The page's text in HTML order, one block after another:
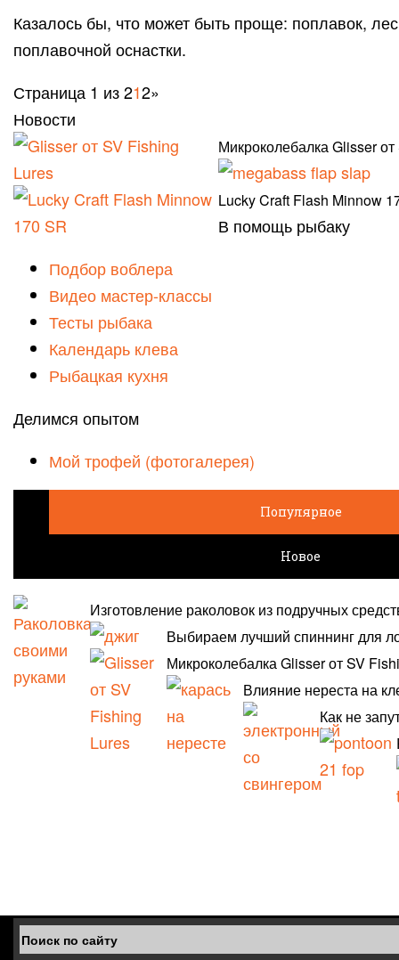
Казалось бы, что может быть проще: поплавок,
поплавочной оснастки.
Страница 1 из 212»
Новости
Микроколебалка Glisser
Lucky Craft Flash Minnow
В помощь рыбаку
Подбор воблера
Видео мастер-классы
Тесты рыбака
Календарь клева
Рыбацкая кухня
Делимся опытом
Мой трофей (фотогалерея)
Популярное
Новое
Изготовление раколовок из подручных
Выбираем лучший спиннинг для
Микроколебалка Glisser от SV
Влияние нереста на
Как не